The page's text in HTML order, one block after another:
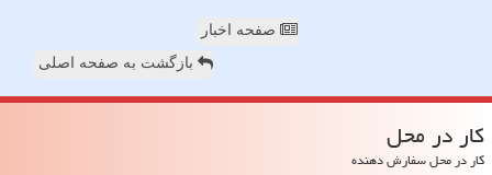
صفحه اخبار
بازگشت به صفحه اصلی
كار در محل
کار در محل سفارش دهنده